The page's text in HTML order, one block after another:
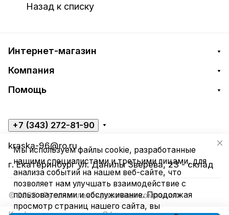
Назад к списку
Интернет-магазин
Компания
Помощь
+7 (343) 272-81-90
kraska-96@ro.ru
г. Екатеринбург ул. Данилы Зверева, 23 - склад
© 2026 «Русская лакокрасочная компания»
Мы используем файлы cookie, разработанные
нашими специалистами и третьими лицами, для
анализа событий на нашем веб-сайте, что
позволяет нам улучшать взаимодействие с
пользователями и обслуживание. Продолжая
просмотр страниц нашего сайта, вы